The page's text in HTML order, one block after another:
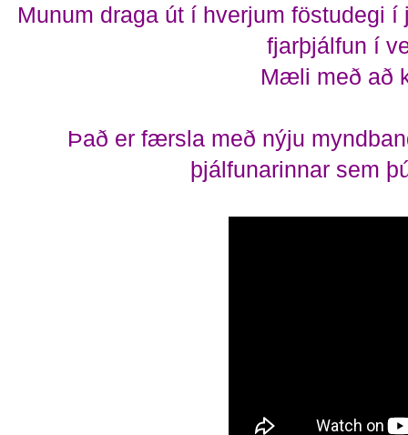
Munum draga út í hverjum föstudegi
fjarþjálfun í
Mæli með að
Það er færsla með nýju
þjálfunarinnar sem